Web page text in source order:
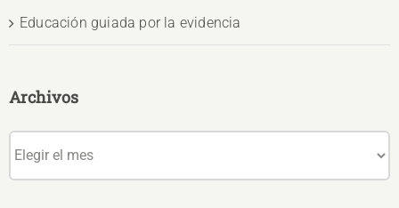
Educación guiada por la evidencia
Archivos